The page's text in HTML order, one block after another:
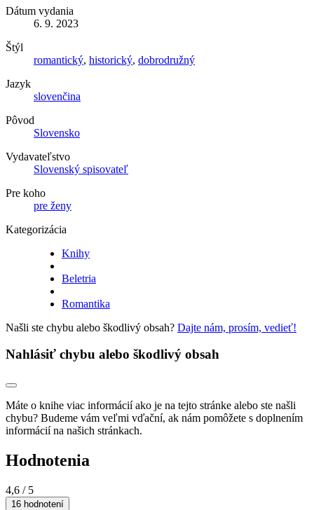
Dátum vydania
6. 9. 2023
Štýl
romantický, historický, dobrodružný
Jazyk
slovenčina
Pôvod
Slovensko
Vydavateľstvo
Slovenský spisovateľ
Pre koho
pre ženy
Kategorizácia
Knihy
Beletria
Romantika
Našli ste chybu alebo škodlivý obsah? Dajte nám, prosím, vedieť!
Nahlásiť chybu alebo škodlivý obsah
Máte o knihe viac informácií ako je na tejto stránke alebo ste našli
chybu? Budeme vám veľmi vďační, ak nám pomôžete s doplnením
informácií na našich stránkach.
Hodnotenia
4,6 / 5
16 hodnotení